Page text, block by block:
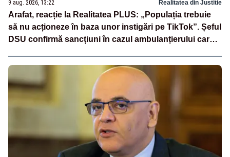
9 aug. 2026, 13:22 Realitatea din Justitie
Arafat, reacție la Realitatea PLUS: „Populația trebuie
să nu acționeze în baza unor instigări pe TikTok”. Șeful
DSU confirmă sancțiuni în cazul ambulanțierului care a